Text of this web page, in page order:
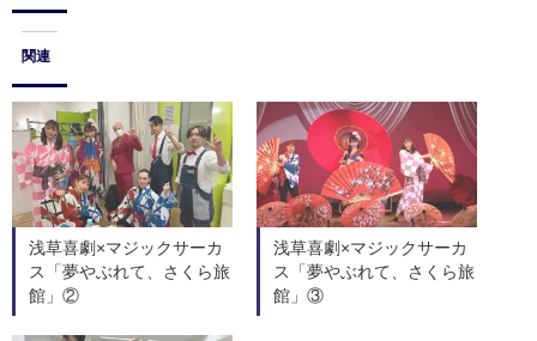
関連
浅草喜劇×マジックサーカ
ス「夢やぶれて、さくら旅
館」②
浅草喜劇×マジックサーカ
ス「夢やぶれて、さくら旅
館」③